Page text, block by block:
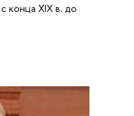
конца XIX в. до